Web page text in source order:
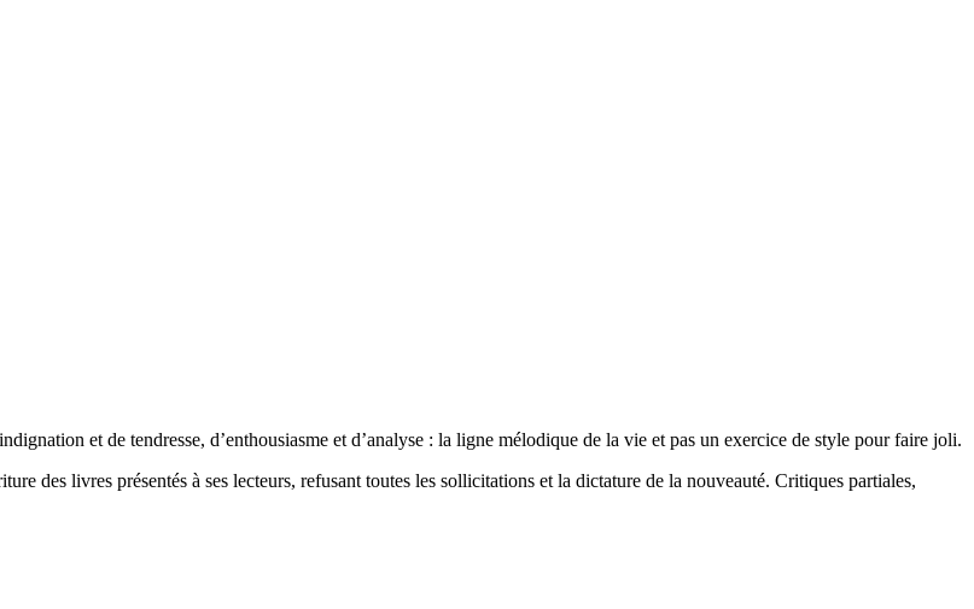
et de tendresse, d’enthousiasme et d’analyse : la ligne mélodique de la vie et pas un exercice de style pour faire joli.
des livres présentés à ses lecteurs, refusant toutes les sollicitations et la dictature de la nouveauté. Critiques partiales,